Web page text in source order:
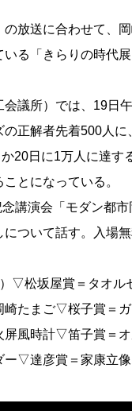
放送に合わせて、
る「きらりの時代
議所）では、19日
正解者先着500人に
20日に1万人に達す
とになっている。
講演会「モダン都
ついて話す。入場無
▽松坂屋賞＝タオル
たまご▽桜子賞＝
風時計▽笛子賞＝
▽達彦賞＝家康立